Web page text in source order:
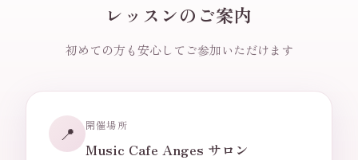
レッスンのご案内
初めての方も安心してご参加いただけます
📍 開催場所
Music Cafe Anges サロン